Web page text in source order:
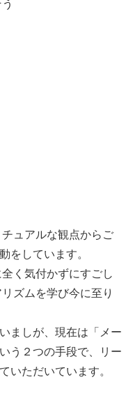
ュアルな観点からご
をしています。
く気付かずにすごし
ズムを学び今に至り
ましが、現在は「メー
う２つの手段で、リー
いただいています。